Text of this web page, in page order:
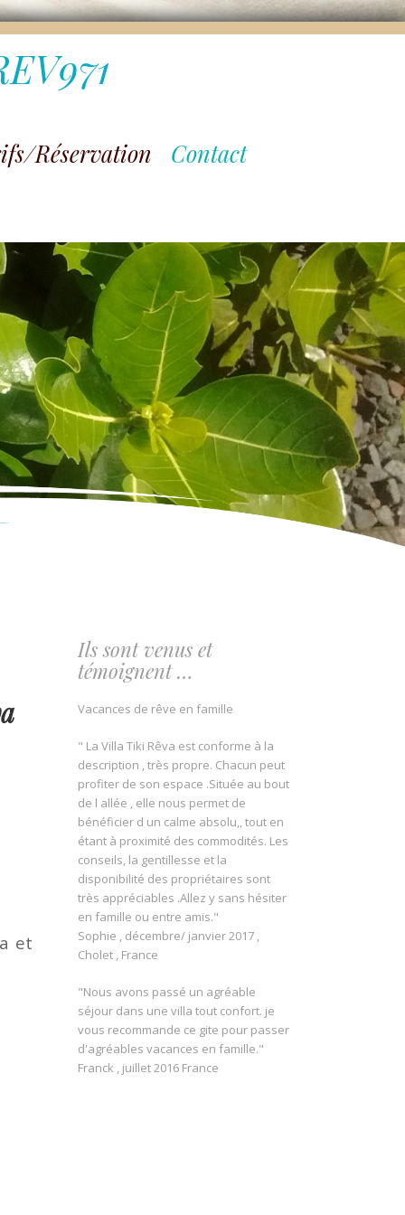
Réservation
Contact
et
Ils sont venus et
témoignent …
Vacances de rêve en famille
" La Villa Tiki Rêva est conforme à la
description , très propre. Chacun peut
profiter de son espace .Située au bout
de l allée , elle nous permet de
bénéficier d un calme absolu,, tout en
étant à proximité des commodités. Les
conseils, la gentillesse et la
disponibilité des propriétaires sont
très appréciables .Allez y sans hésiter
en famille ou entre amis."
Sophie , décembre/ janvier 2017 ,
Cholet , France
"Nous avons passé un agréable
séjour dans une villa tout confort. je
vous recommande ce gite pour passer
d'agréables vacances en famille."
Franck , juillet 2016 France